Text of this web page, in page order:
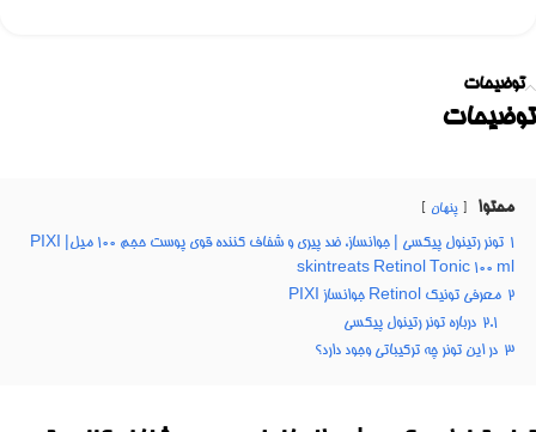
توضیحات
توضیحات
محتوا پنهان
1
تونر رتینول پیکسی | جوانساز، ضد پیری و شفاف کننده قوی پوست حجم ۱۰۰ میل| PIXI
skintreats Retinol Tonic 100 ml
2 معرفی تونیک Retinol جوانساز PIXI
2.1 درباره تونر رتینول پیکسی
3 در این تونر چه ترکیباتی وجود دارد؟